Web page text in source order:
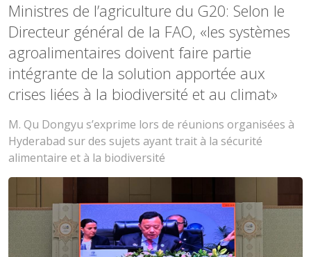
Ministres de l’agriculture du G20: Selon le
Directeur général de la FAO, «les systèmes
agroalimentaires doivent faire partie
intégrante de la solution apportée aux
crises liées à la biodiversité et au climat»
M. Qu Dongyu s’exprime lors de réunions organisées à
Hyderabad sur des sujets ayant trait à la sécurité
alimentaire et à la biodiversité